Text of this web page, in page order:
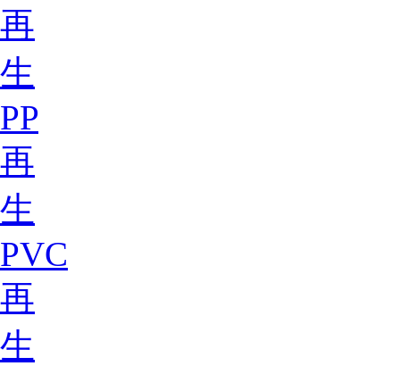
再
生
PP
再
生
PVC
再
生